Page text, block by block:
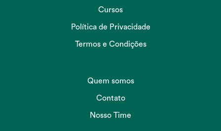
Cursos
Política de Privacidade
Termos e Condições
Quem somos
Contato
Nosso Time